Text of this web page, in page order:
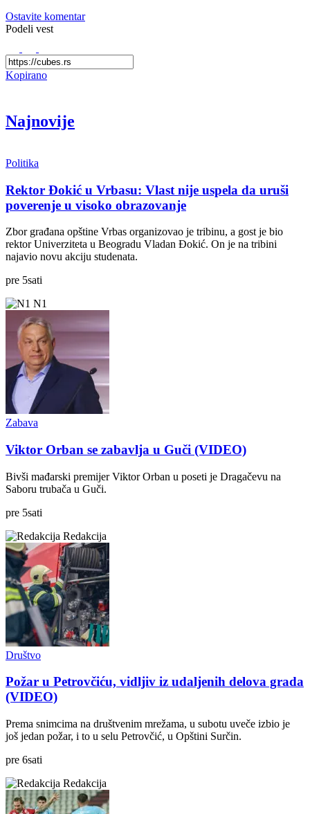
Ostavite komentar
Podeli vest
Kopirano
Najnovije
Politika
Rektor Đokić u Vrbasu: Vlast nije uspela da uruši
poverenje u visoko obrazovanje
Zbor građana opštine Vrbas organizovao je tribinu, a gost je bio
rektor Univerziteta u Beogradu Vladan Đokić. On je na tribini
najavio novu akciju studenata.
pre 5sati
N1
Zabava
Viktor Orban se zabavlja u Guči (VIDEO)
Bivši mađarski premijer Viktor Orban u poseti je Dragačevu na
Saboru trubača u Guči.
pre 5sati
Redakcija
Društvo
Požar u Petrovčiću, vidljiv iz udaljenih delova grada
(VIDEO)
Prema snimcima na društvenim mrežama, u subotu uveče izbio je
još jedan požar, i to u selu Petrovčić, u Opštini Surčin.
pre 6sati
Redakcija